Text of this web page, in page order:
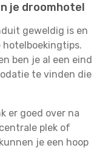
je droomhotel
geweldig is en
hotelboekingtips.
ben je al een eind
te vinden die
er goed over na
plek of
je een hoop